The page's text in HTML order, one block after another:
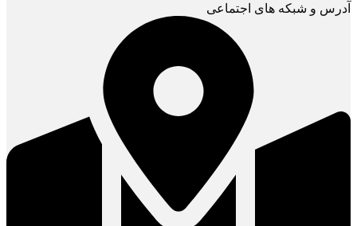
آدرس و شبکه های اجتماعی